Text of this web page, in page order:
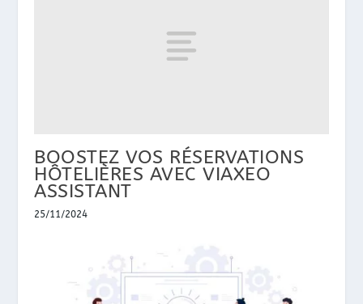
BOOSTEZ VOS RÉSERVATIONS
HÔTELIÈRES AVEC VIAXEO
ASSISTANT
25/11/2024